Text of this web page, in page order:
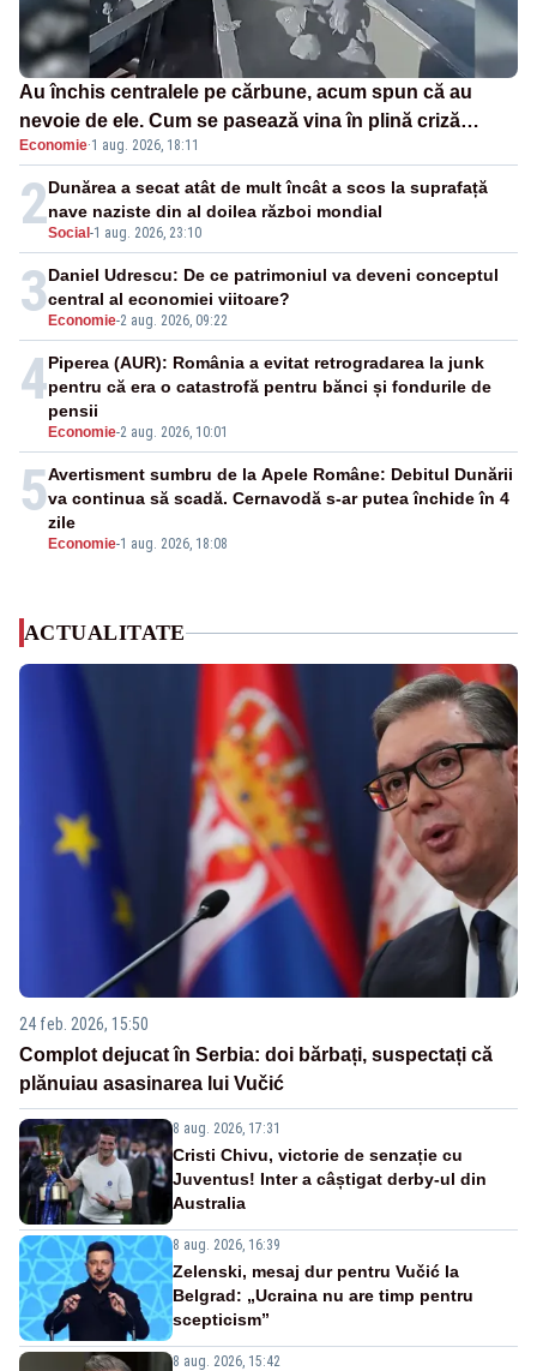
Au închis centralele pe cărbune, acum spun că au
nevoie de ele. Cum se pasează vina în plină criză
energetică
Economie·1 aug. 2026, 18:11
2Social -1 aug. 2026, 23:10
Dunărea a secat atât de mult încât a scos la suprafață
nave naziste din al doilea război mondial
3 Economie-2 aug. 2026, 09:22
Daniel Udrescu: De ce patrimoniul va deveni conceptul
central al economiei viitoare?
4
Economie-2 aug. 2026, 10:01
Piperea (AUR): România a evitat retrogradarea la junk
pentru că era o catastrofă pentru bănci și fondurile de
pensii
5
Economie-1 aug. 2026, 18:08
Avertisment sumbru de la Apele Române: Debitul Dunării
va continua să scadă. Cernavodă s-ar putea închide în 4
zile
ACTUALITATE
24 feb. 2026, 15:50
Complot dejucat în Serbia: doi bărbați, suspectați că
plănuiau asasinarea lui Vučić
8 aug. 2026, 17:31
Cristi Chivu, victorie de senzație cu
Juventus! Inter a câștigat derby-ul din
Australia
8 aug. 2026, 16:39
Zelenski, mesaj dur pentru Vučić la
Belgrad: „Ucraina nu are timp pentru
scepticism”
8 aug. 2026, 15:42